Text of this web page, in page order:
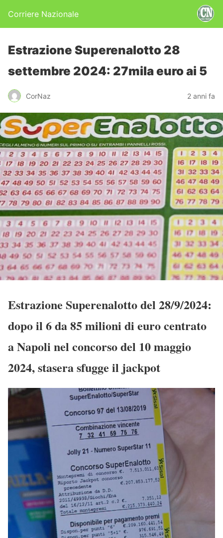
Corriere Nazionale
Estrazione Superenalotto 28
settembre 2024: 27mila euro ai 5
CorNaz 2 anni fa
Estrazione Superenalotto del 28/9/2024:
dopo il 6 da 85 milioni di euro centrato
a Napoli nel concorso del 10 maggio
2024, stasera sfugge il jackpot